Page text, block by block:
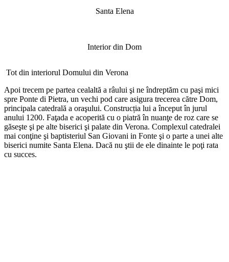
Santa Elena
Interior din Dom
Tot din interiorul Domului din Verona
Apoi trecem pe partea cealaltă a râului şi ne îndreptăm cu paşi mici
spre Ponte di Pietra, un vechi pod care asigura trecerea către Dom,
principala catedrală a oraşului. Construcția lui a început în jurul
anului 1200. Faţada e acoperită cu o piatră în nuanţe de roz care se
găseşte şi pe alte biserici şi palate din Verona. Complexul catedralei
mai conţine şi baptisteriul San Giovani in Fonte şi o parte a unei alte
biserici numite Santa Elena. Dacă nu ştii de ele dinainte le poţi rata
cu succes.